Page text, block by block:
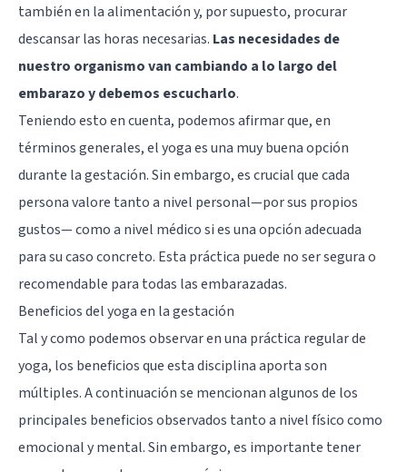
también en la alimentación y, por supuesto, procurar
descansar las horas necesarias. Las necesidades de
nuestro organismo van cambiando a lo largo del
embarazo y debemos escucharlo.
Teniendo esto en cuenta, podemos afirmar que, en
términos generales, el yoga es una muy buena opción
durante la gestación. Sin embargo, es crucial que cada
persona valore tanto a nivel personal—por sus propios
gustos— como a nivel médico si es una opción adecuada
para su caso concreto. Esta práctica puede no ser segura o
recomendable para todas las embarazadas.
Beneficios del yoga en la gestación
Tal y como podemos observar en una práctica regular de
yoga, los beneficios que esta disciplina aporta son
múltiples. A continuación se mencionan algunos de los
principales beneficios observados tanto a nivel físico como
emocional y mental. Sin embargo, es importante tener